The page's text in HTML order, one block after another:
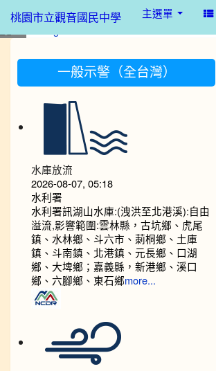
桃園市立觀音國民中學 主選單
一般示警（全台灣）
水庫放流
2026-08-07, 05:18
水利署
水利署訊湖山水庫:(洩洪至北港溪):自由
溢流,影響範圍:雲林縣，古坑鄉、虎尾
鎮、水林鄉、斗六市、莿桐鄉、土庫
鎮、斗南鎮、北港鎮、元長鄉、口湖
鄉、大埤鄉；嘉義縣，新港鄉、溪口
鄉、六腳鄉、東石鄉more...